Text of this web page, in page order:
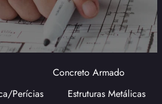
Concreto Armado
Perícias
Estruturas Metálicas